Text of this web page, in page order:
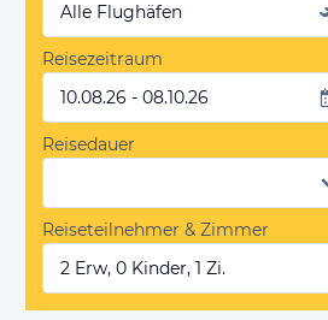
Alle Flughäfen
Reisezeitraum
10.08.26 - 08.10.26
Reisedauer
Reiseteilnehmer & Zimmer
2 Erw, 0 Kinder, 1 Zi.